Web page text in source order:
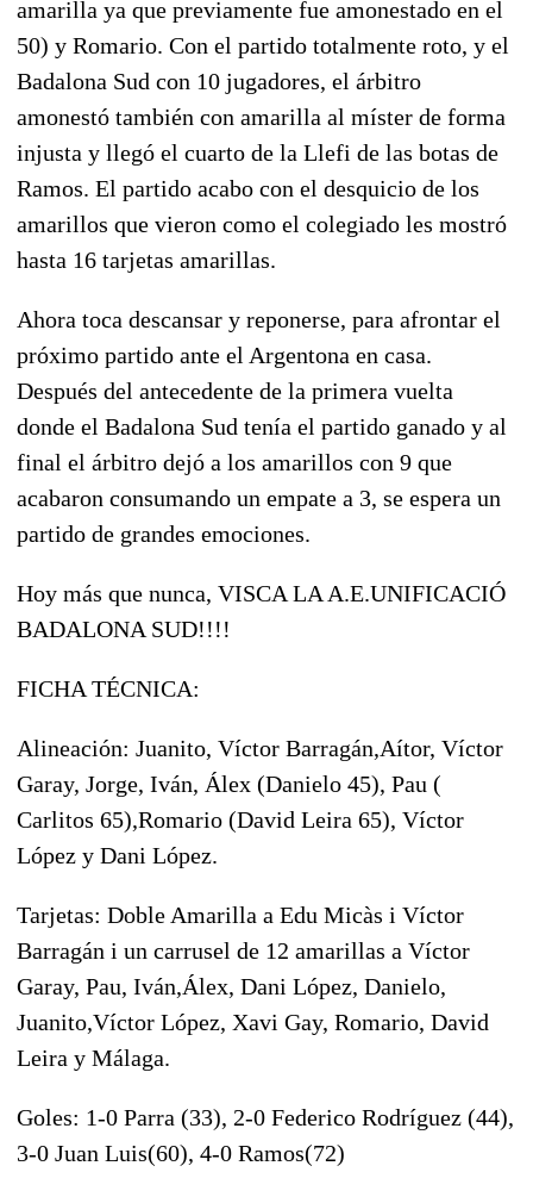
amarilla ya que previamente fue amonestado en el
50) y Romario. Con el partido totalmente roto, y el
Badalona Sud con 10 jugadores, el árbitro
amonestó también con amarilla al míster de forma
injusta y llegó el cuarto de la Llefi de las botas de
Ramos. El partido acabo con el desquicio de los
amarillos que vieron como el colegiado les mostró
hasta 16 tarjetas amarillas.
Ahora toca descansar y reponerse, para afrontar el
próximo partido ante el Argentona en casa.
Después del antecedente de la primera vuelta
donde el Badalona Sud tenía el partido ganado y al
final el árbitro dejó a los amarillos con 9 que
acabaron consumando un empate a 3, se espera un
partido de grandes emociones.
Hoy más que nunca, VISCA LA A.E.UNIFICACIÓ
BADALONA SUD!!!!
FICHA TÉCNICA:
Alineación: Juanito, Víctor Barragán,Aítor, Víctor
Garay, Jorge, Iván, Álex (Danielo 45), Pau (
Carlitos 65),Romario (David Leira 65), Víctor
López y Dani López.
Tarjetas: Doble Amarilla a Edu Micàs i Víctor
Barragán i un carrusel de 12 amarillas a Víctor
Garay, Pau, Iván,Álex, Dani López, Danielo,
Juanito,Víctor López, Xavi Gay, Romario, David
Leira y Málaga.
Goles: 1-0 Parra (33), 2-0 Federico Rodríguez (44),
3-0 Juan Luis(60), 4-0 Ramos(72)